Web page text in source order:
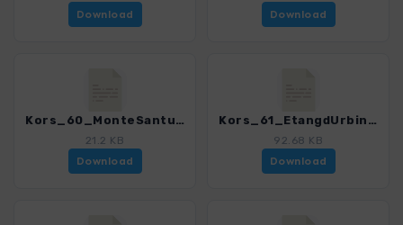
Download
Download
Kors_60_MonteSantu_4280_18.gpx
21.2 KB
Download
Kors_61_EtangdUrbino_4280_18.gpx
92.68 KB
Download